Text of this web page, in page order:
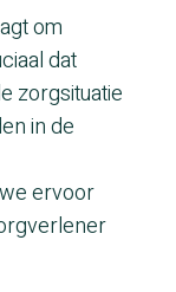
om
dat
zorgsituatie
in de
ervoor